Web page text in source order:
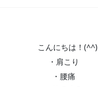
こんにちは！(^^)
・肩こり
・腰痛